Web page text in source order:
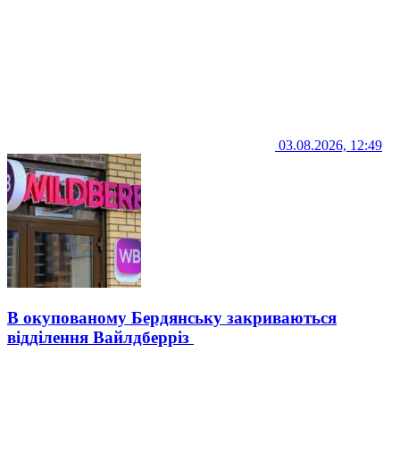
03.08.2026, 12:49
В окупованому Бердянську закриваються
відділення Вайлдберріз